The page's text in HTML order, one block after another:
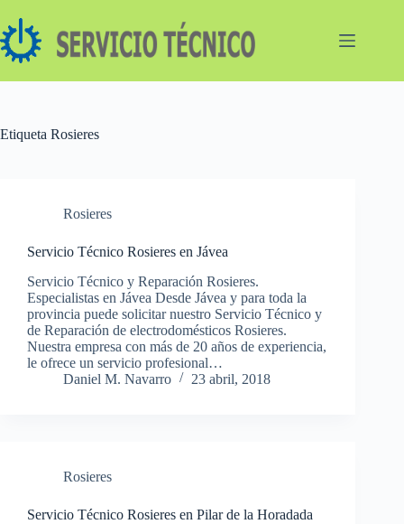
al
contenido
Etiqueta Rosieres
Rosieres
Servicio Técnico Rosieres en Jávea
Servicio Técnico y Reparación Rosieres.
Especialistas en Jávea Desde Jávea y para toda la
provincia puede solicitar nuestro Servicio Técnico y
de Reparación de electrodomésticos Rosieres.
Nuestra empresa con más de 20 años de experiencia,
le ofrece un servicio profesional…
Daniel M. Navarro
23 abril, 2018
Rosieres
Servicio Técnico Rosieres en Pilar de la Horadada